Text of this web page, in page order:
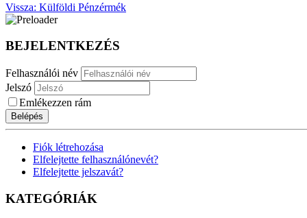
Vissza: Külföldi Pénzérmék
BEJELENTKEZÉS
Felhasználói név
Jelszó
Emlékezzen rám
Belépés
Fiók létrehozása
Elfelejtette felhasználónevét?
Elfelejtette jelszavát?
KATEGÓRIÁK